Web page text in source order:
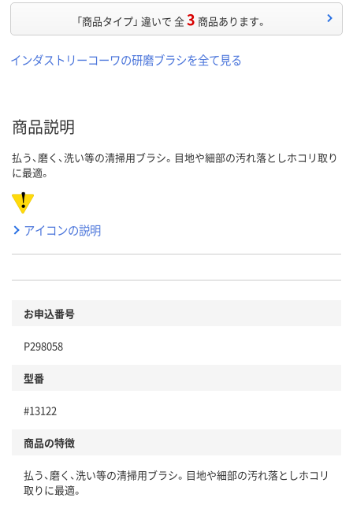
「商品タイプ」 違いで 全3 商品あります。
インダストリーコーワの研磨ブラシを全て見る
商品説明
払う、磨く、洗い等の清掃用ブラシ。目地や細部の汚れ落としホコリ取り
に最適。
アイコンの説明
お申込番号
P298058
型番
#13122
商品の特徴
払う、磨く、洗い等の清掃用ブラシ。目地や細部の汚れ落としホコリ
取りに最適。